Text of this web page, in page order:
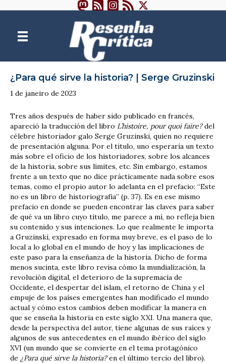
¿Para qué sirve la historia? | Serge Gruzinski
1 de janeiro de 2023
Tres años después de haber sido publicado en francés,
apareció la traducción del libro L’histoire, pour quoi faire?del
célebre historiador galo Serge Gruzinski, quien no requiere
de presentación alguna. Por el título, uno esperaría un texto
más sobre el oficio de los historiadores, sobre los alcances
de la historia, sobre sus límites, etc. Sin embargo, estamos
frente a un texto que no dice prácticamente nada sobre esos
temas, como el propio autor lo adelanta en el prefacio: “Este
no es un libro de historiografía” (p. 37). Es en ese mismo
prefacio en donde se pueden encontrar las claves para saber
de qué va un libro cuyo título, me parece a mí, no refleja bien
su contenido y sus intenciones. Lo que realmente le importa
a Gruzinski, expresado en forma muy breve, es el paso de lo
local a lo global en el mundo de hoy y las implicaciones de
este paso para la enseñanza de la historia. Dicho de forma
menos sucinta, este libro revisa cómo la mundialización, la
revolución digital, el deterioro de la supremacía de
Occidente, el despertar del islam, el retorno de China y el
empuje de los países emergentes han modificado el mundo
actual y cómo estos cambios deben modificar la manera en
que se enseña la historia en este siglo XXI. Una manera que,
desde la perspectiva del autor, tiene algunas de sus raíces y
algunos de sus antecedentes en el mundo ibérico del siglo
XVI (un mundo que se convierte en el tema protagónico
de ¿Para qué sirve la historia?en el último tercio del libro).